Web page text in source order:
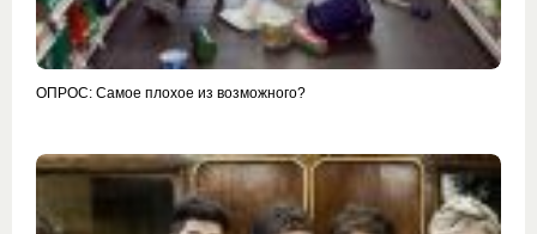
ОПРОС: Самое плохое из возможного?